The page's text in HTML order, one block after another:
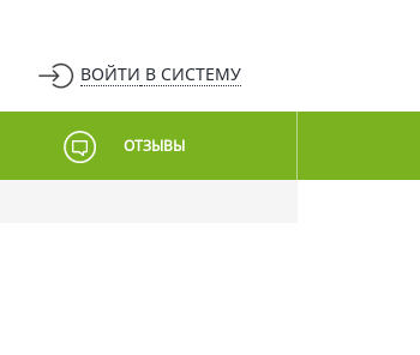
ВОЙТИ В СИСТЕМУ
ОТЗЫВЫ